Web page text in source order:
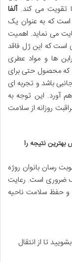
تقویت می کند.آلفا
است که به عنوان یک
می نماید. اهمیت
است که این ژل فاقد
ها و مواد عطری
که محصول حتی برای
باشد و تجربه ای
آورد. این توجه به
روزانه از سلامت
بهترین نتیجه را
رسان بانوان روژه
ضروری است. رعایت
و حفظ سلامت ناحیه
تا از انتقال